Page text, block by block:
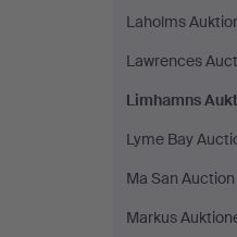
Laholms
Lawrences
Limhamns
Lyme Bay
Ma San Auction
Markus